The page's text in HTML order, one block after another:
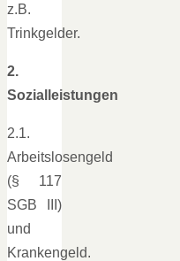
z.B.
Trinkgelder.
2.
Sozialleistungen
2.1.
Arbeitslosengeld
(§ 117
SGB III)
und
Krankengeld.